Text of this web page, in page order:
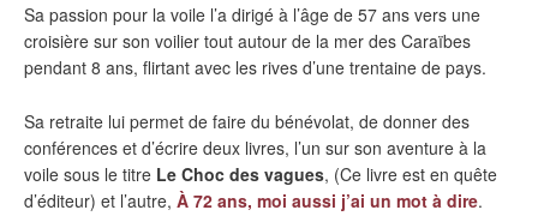
Sa passion pour la voile l’a dirigé à l’âge de 57 ans vers une
croisière sur son voilier tout autour de la mer des Caraïbes
pendant 8 ans, flirtant avec les rives d’une trentaine de pays.
Sa retraite lui permet de faire du bénévolat, de donner des
conférences et d’écrire deux livres, l’un sur son aventure à la
voile sous le titre Le Choc des vagues, (Ce livre est en quête
d’éditeur) et l’autre, À 72 ans, moi aussi j’ai un mot à dire.